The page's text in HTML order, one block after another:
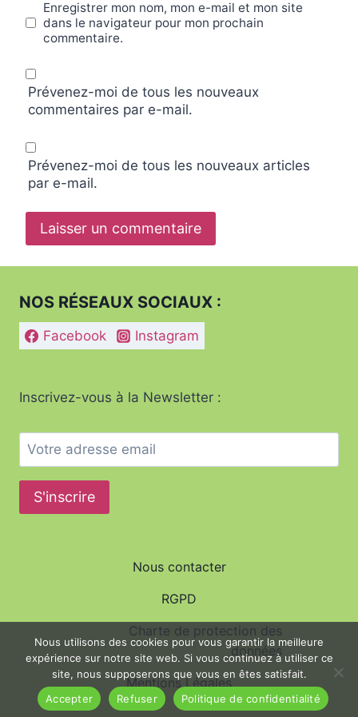
Enregistrer mon nom, mon e-mail et mon site
dans le navigateur pour mon prochain
commentaire.
Prévenez-moi de tous les nouveaux
commentaires par e-mail.
Prévenez-moi de tous les nouveaux articles
par e-mail.
NOS RÉSEAUX SOCIAUX :
Facebook Instagram
Inscrivez-vous à la Newsletter :
Nous contacter
RGPD
Charte de protection des
données
Mentions Légales
Nous utilisons des cookies pour vous garantir la meilleure
expérience sur notre site web. Si vous continuez à utiliser ce
site, nous supposerons que vous en êtes satisfait.
Accepter
Refuser Politique de confidentialité